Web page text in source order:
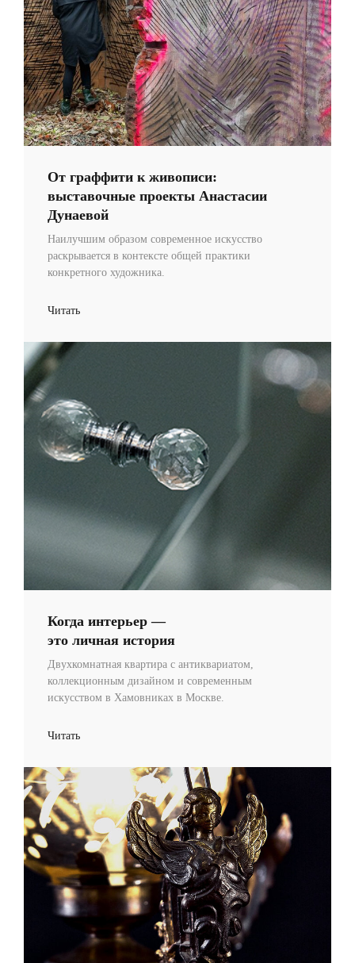
От граффити к живописи:
выставочные проекты Анастасии
Дунаевой
Наилучшим образом современное искусство
раскрывается в контексте общей практики
конкретного художника.
Читать
Когда интерьер —
это личная история
Двухкомнатная квартира с антиквариатом,
коллекционным дизайном и современным
искусством в Хамовниках в Москве.
Читать